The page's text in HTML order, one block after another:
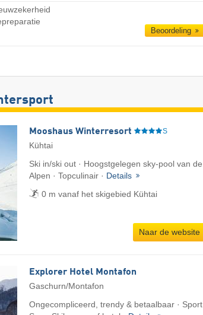
Beoordeling
Mooshaus Winterresort S
Kühtai
Ski in/ski out · Hoogstgelegen sky-pool van de
Alpen · Topculinair · Details
0 m vanaf het skigebied Kühtai
Naar de website
Explorer Hotel Montafon
Gaschurn/Montafon
Ongecompliceerd, trendy & betaalbaar · Sport